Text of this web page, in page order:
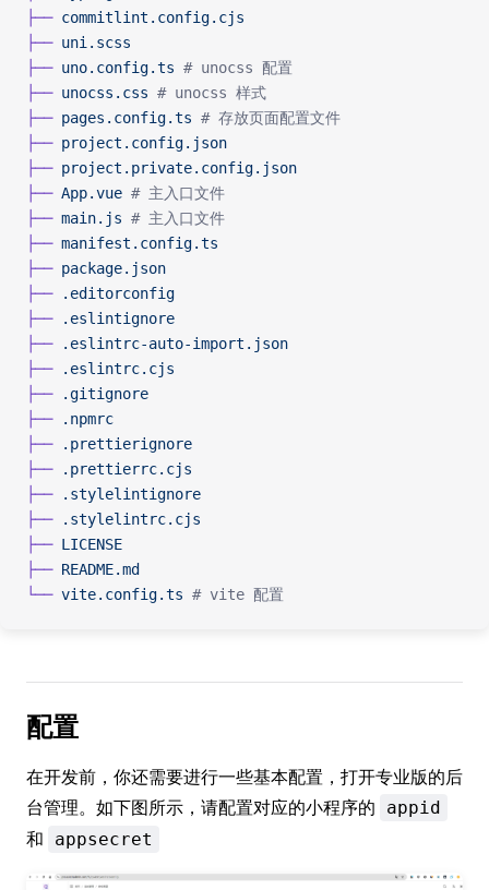
├── commitlint.config.cjs
├── uni.scss
├── uno.config.ts # unocss 配置
├── unocss.css # unocss 样式
├── pages.config.ts # 存放页面配置文件
├── project.config.json
├── project.private.config.json
├── App.vue # 主入口文件
├── main.js # 主入口文件
├── manifest.config.ts
├── package.json
├── .editorconfig
├── .eslintignore
├── .eslintrc-auto-import.json
├── .eslintrc.cjs
├── .gitignore
├── .npmrc
├── .prettierignore
├── .prettierrc.cjs
├── .stylelintignore
├── .stylelintrc.cjs
├── LICENSE
├── README.md
└── vite.config.ts # vite 配置
配置
在开发前，你还需要进行一些基本配置，打开专业版的后
台管理。如下图所示，请配置对应的小程序的
appid
和 appsecret